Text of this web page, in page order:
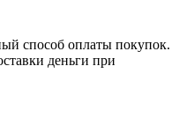
способ оплаты покупок.
деньги при